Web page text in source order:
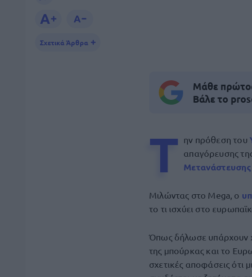
Σχετικά Άρθρα
Μάθε πρώτος
Βάλε το
Τ ην πρόθεση του
απαγόρευσης
Μιλώντας στο Mega, ο
το τι ισχύει στο
Όπως δήλωσε υπάρχουν
της μπούρκας και το
σχετικές αποφάσεις ότι